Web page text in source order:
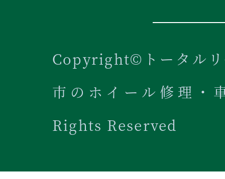
Copyright©トータルリ
市のホイール修理・
Rights Reserved